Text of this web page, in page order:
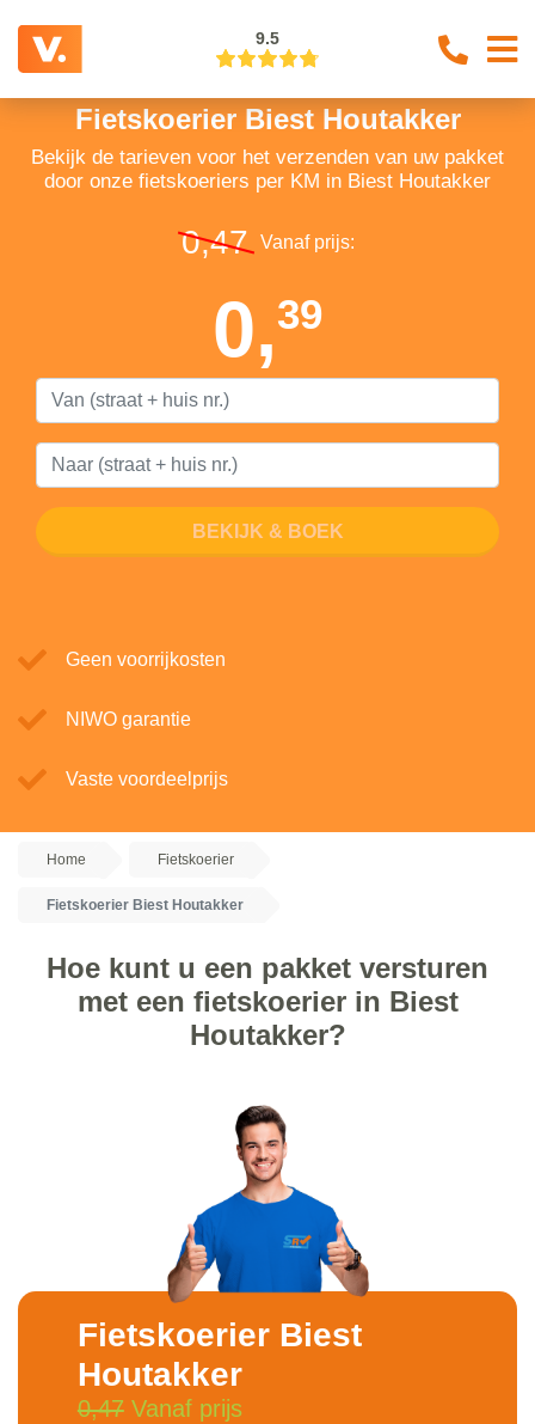
9.5
Fietskoerier Biest Houtakker
Bekijk de tarieven voor het verzenden van uw pakket
door onze fietskoeriers per KM in Biest Houtakker
0,47 Vanaf prijs:
0,39
BEKIJK & BOEK
Geen voorrijkosten
NIWO garantie
Vaste voordeelprijs
Home Fietskoerier
Fietskoerier Biest Houtakker
Hoe kunt u een pakket versturen
met een fietskoerier in Biest
Houtakker?
Fietskoerier Biest
Houtakker
0,47Vanaf prijs